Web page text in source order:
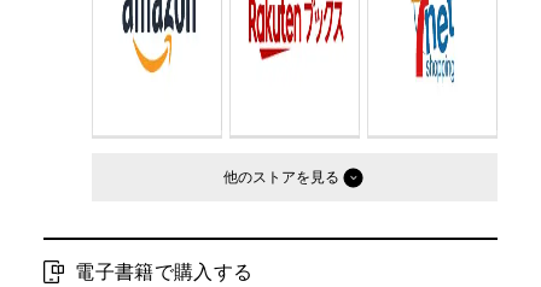
他のストア
電子書籍で購入する